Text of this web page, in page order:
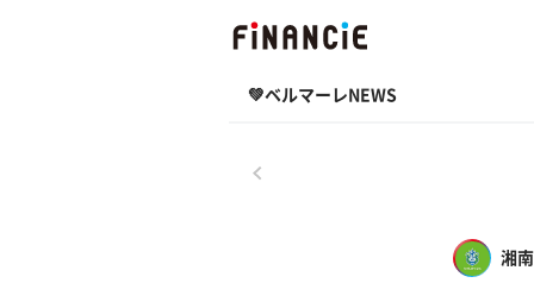
💚ベルマーレNEWS
湘